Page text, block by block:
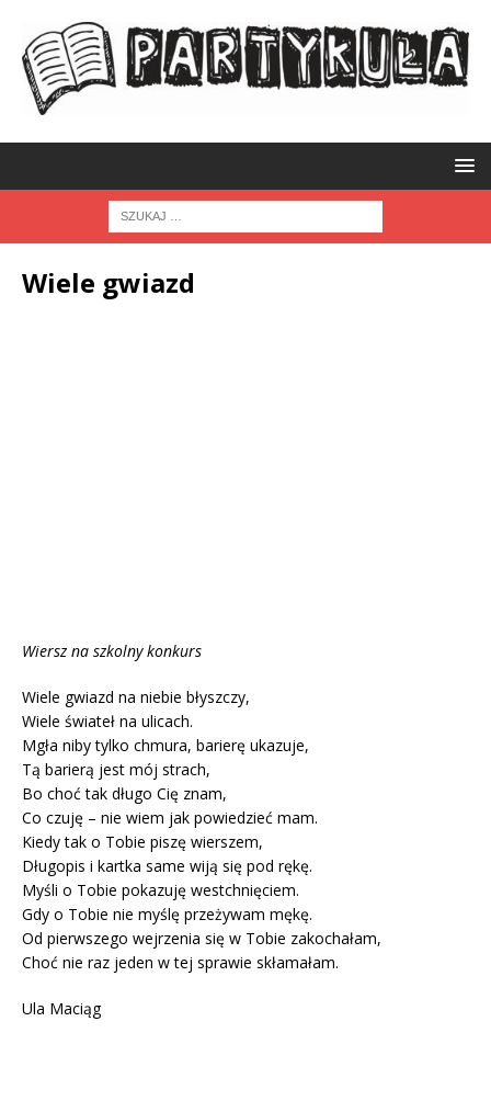
Wiele gwiazd
Wiersz na szkolny konkurs
Wiele gwiazd na niebie błyszczy,
Wiele świateł na ulicach.
Mgła niby tylko chmura, barierę ukazuje,
Tą barierą jest mój strach,
Bo choć tak długo Cię znam,
Co czuję – nie wiem jak powiedzieć mam.
Kiedy tak o Tobie piszę wierszem,
Długopis i kartka same wiją się pod rękę.
Myśli o Tobie pokazuję westchnięciem.
Gdy o Tobie nie myślę przeżywam mękę.
Od pierwszego wejrzenia się w Tobie zakochałam,
Choć nie raz jeden w tej sprawie skłamałam.
Ula Maciąg